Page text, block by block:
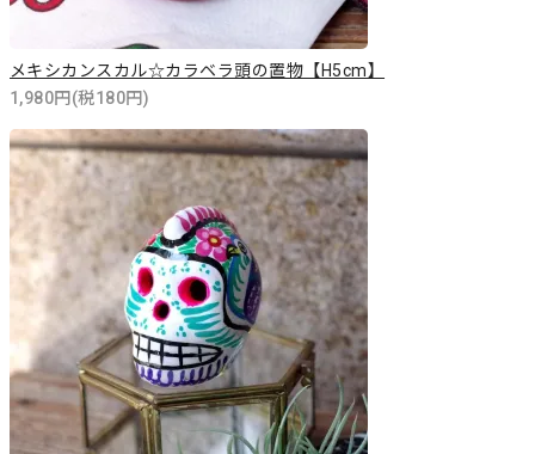
メキシカンスカル☆カラベラ頭の置物【H5cm】
1,980円(税180円)